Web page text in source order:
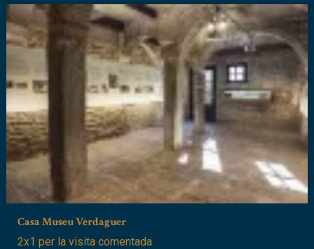
Casa Museu Verdaguer
2x1 per la visita comentada